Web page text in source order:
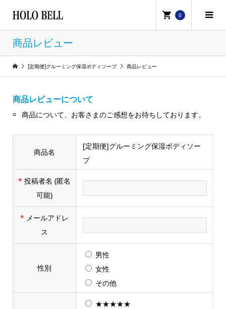
0
商品レビュー
[定期便]グルーミング保湿ボディソープ 商品レビュー
商品レビューについて
商品について、お客さまのご感想をお待ちしております。
商品名
[定期便]グルーミング保湿ボディソー
プ
* 投稿者名 (匿名
可能)
* メールアドレ
ス
性別
男性
女性
その他
★★★★★